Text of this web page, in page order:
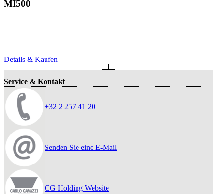
MI500
Details & Kaufen
Service & Kontakt
+32 2 257 41 20
Senden Sie eine E-Mail
CG Holding Website